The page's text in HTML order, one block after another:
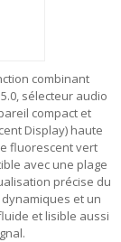
combinant
sélecteur audio
compact et
Display) haute
fluorescent vert
avec une plage
précise du
et un
et lisible aussi